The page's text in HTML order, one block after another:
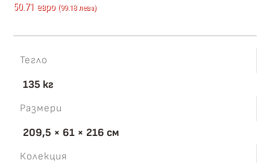
50.71 евро (99.18 лева)
Тегло
135 кг
Размери
209,5 × 61 × 216 см
Колекция